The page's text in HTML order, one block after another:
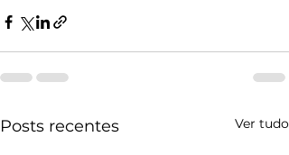
Posts recentes Ver tudo